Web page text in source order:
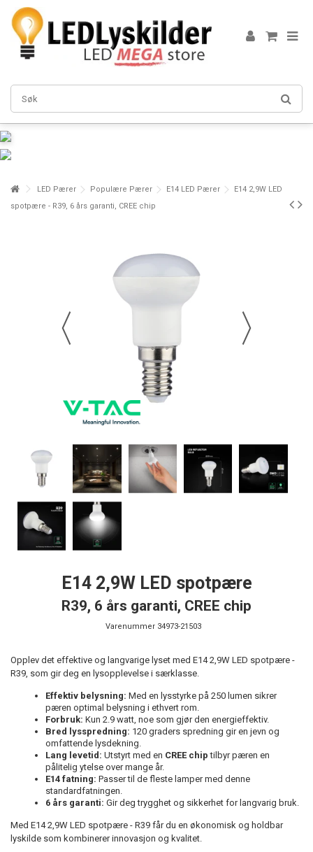
LED Pærer Populære Pærer E14 LED Pærer
E14 2,9W LED
spotpære - R39, 6 års garanti, CREE chip
E14 2,9W LED spotpære
R39, 6 års garanti, CREE chip
Varenummer 34973-21503
Opplev det effektive og langvarige lyset med E14 2,9W LED spotpære -
R39, som gir deg en lysopplevelse i særklasse.
Effektiv belysning: Med en lysstyrke på 250 lumen sikrer
pæren optimal belysning i ethvert rom.
Forbruk: Kun 2.9 watt, noe som gjør den energieffektiv.
Bred lysspredning: 120 graders spredning gir en jevn og
omfattende lysdekning.
Lang levetid: Utstyrt med en CREE chip tilbyr pæren en
pålitelig ytelse over mange år.
E14 fatning: Passer til de fleste lamper med denne
standardfatningen.
6 års garanti: Gir deg trygghet og sikkerhet for langvarig bruk.
Med E14 2,9W LED spotpære - R39 får du en økonomisk og holdbar
lyskilde som kombinerer innovasjon og kvalitet.